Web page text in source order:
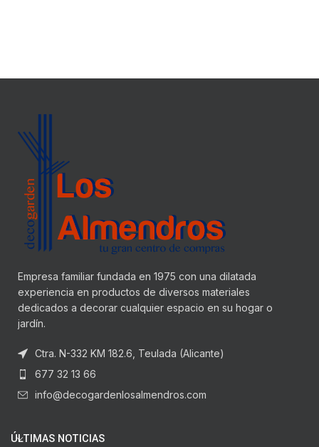
Empresa familiar fundada en 1975 con una dilatada
experiencia en productos de diversos materiales
dedicados a decorar cualquier espacio en su hogar o
jardín.
Ctra. N-332 KM 182.6, Teulada (Alicante)
677 32 13 66
info@decogardenlosalmendros.com
ÚLTIMAS NOTICIAS